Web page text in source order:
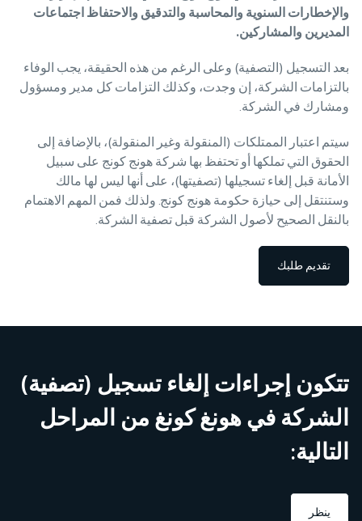
والإخطارات السنوية والمحاسبة والتدقيق والاحتفاظ اجتماعات
المديرين والمشاركين.
بعد التسجيل (التصفية) وعلى الرغم من هذه الحقيقة، يجب الوفاء
بالتزامات الشركة، إن وجدت، وكذلك التزامات كل مدير ومسؤول
ومشارك في الشركة.
سيتم اعتبار الممتلكات (المنقولة وغير المنقولة)، بالإضافة إلى
الحقوق التي تملكها أو تحتفظ بها شركة هونج كونج على سبيل
الأمانة قبل إلغاء تسجيلها (تصفيتها)، على أنها ليس لها مالك
وستنتقل إلى حيازة حكومة هونج كونج. ولذلك فمن المهم الاهتمام
بالنقل الصحيح لأصول الشركة قبل تصفية الشركة.
تقديم طلبك
تتكون إجراءات إلغاء تسجيل (تصفية)
الشركة في هونغ كونغ من المراحل
التالية:
ينظر